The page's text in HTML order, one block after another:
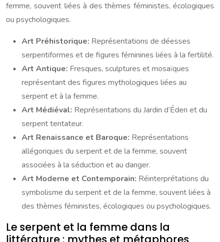
femme, souvent liées à des thèmes féministes, écologiques
ou psychologiques.
Art Préhistorique: Représentations de déesses
serpentiformes et de figures féminines liées à la fertilité.
Art Antique: Fresques, sculptures et mosaïques
représentant des figures mythologiques liées au
serpent et à la femme.
Art Médiéval: Représentations du Jardin d’Éden et du
serpent tentateur.
Art Renaissance et Baroque: Représentations
allégoriques du serpent et de la femme, souvent
associées à la séduction et au danger.
Art Moderne et Contemporain: Réinterprétations du
symbolisme du serpent et de la femme, souvent liées à
des thèmes féministes, écologiques ou psychologiques.
Le serpent et la femme dans la